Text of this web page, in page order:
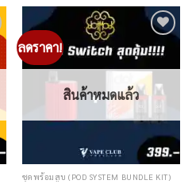
ลดราคา!
Add
to
wishlist
สินค้าหมดแล้ว
ชุดพร้อมสูบ (POD SYSTEM BUNDLE KIT)